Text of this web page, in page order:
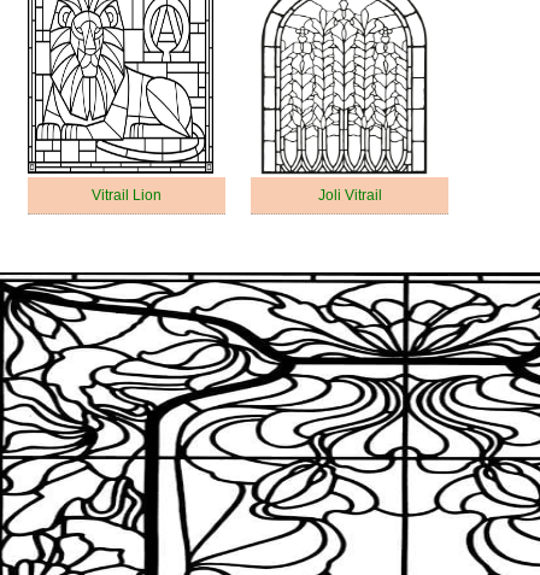
Vitrail Lion Joli Vitrail